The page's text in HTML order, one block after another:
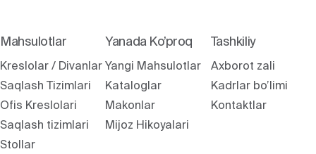
Mahsulotlar
Kreslolar / Divanlar
Saqlash Tizimlari
Ofis Kreslolari
Saqlash tizimlari
Stollar
Yanada Ko’proq
Yangi Mahsulotlar
Kataloglar
Makonlar
Mijoz Hikoyalari
Tashkiliy
Axborot zali
Kadrlar bo’limi
Kontaktlar